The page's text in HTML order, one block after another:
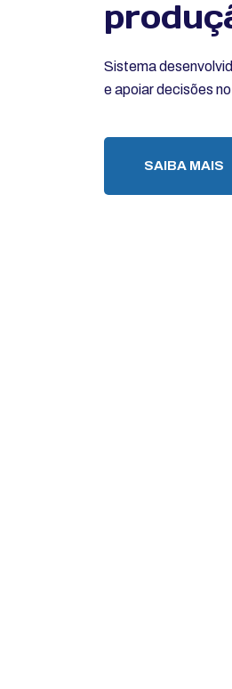
Sistema
e apoiar decisões
SAIBA MAIS